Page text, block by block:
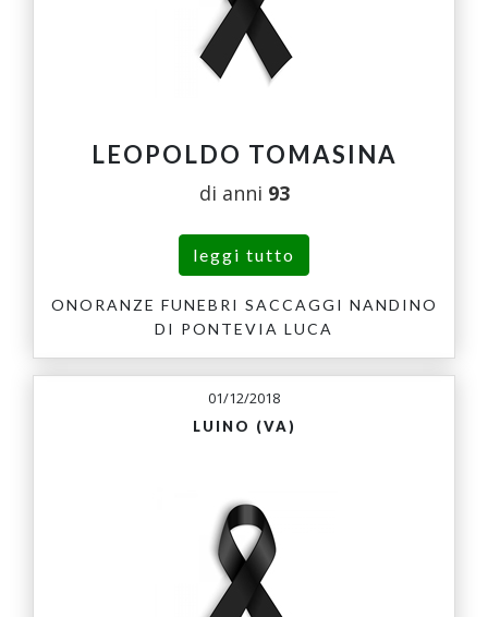
LEOPOLDO TOMASINA
di anni 93
leggi tutto
ONORANZE FUNEBRI SACCAGGI NANDINO
DI PONTEVIA LUCA
01/12/2018
LUINO (VA)